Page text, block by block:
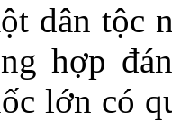
dân tộc
hợp
lớn có